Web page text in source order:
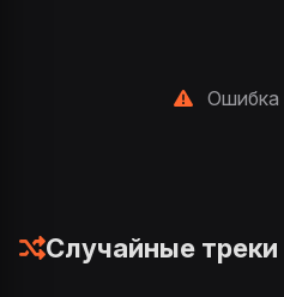
Ошибка
Случайные треки